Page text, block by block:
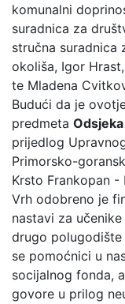
komunalni
suradnica za
stručna suradnica
okoliša, Igor
te Mladena
Budući da je
predmeta
prijedlog
Primorsko-
Krsto Frankopan
Vrh odobreno je
nastavi za
drugo polugodište
se pomoćnici u
socijalnog fonda,
govore u prilog